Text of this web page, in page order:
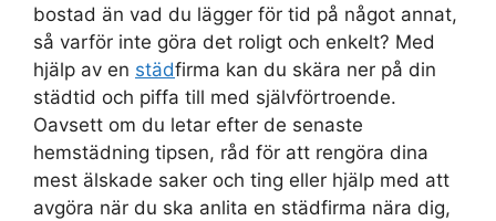
bostad än vad du lägger för tid på något annat,
så varför inte göra det roligt och enkelt? Med
hjälp av en städfirma kan du skära ner på din
städtid och piffa till med självförtroende.
Oavsett om du letar efter de senaste
hemstädning tipsen, råd för att rengöra dina
mest älskade saker och ting eller hjälp med att
avgöra när du ska anlita en städfirma nära dig,